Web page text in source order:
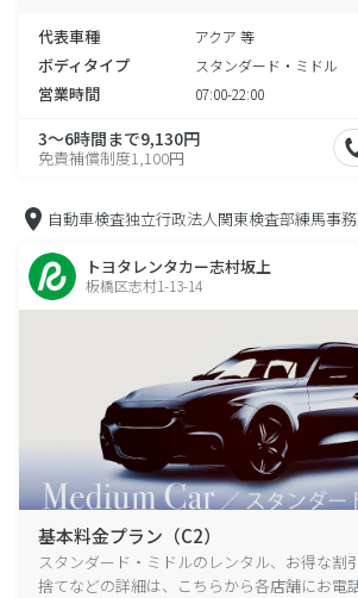
代表車種 アクア 等
ボディタイプ スタンダード・ミドル
営業時間 07:00-22:00
3～6時間まで9,130円
免責補償制度1,100円
自動車検査独立行政法人関東検査部練馬事
トヨタレンタカー志村坂上
板橋区志村1-13-14
基本料金プラン（C2）
スタンダード・ミドルのレンタル、お得な割
捨てなどの詳細は、こちらから各店舗にお電